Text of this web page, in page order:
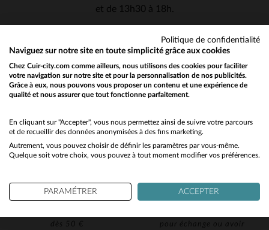
dès 50 €
pour échange ou avoir
et de 13h30 à 18h.
Would you like to be redirected to our English site?
No
Yes
Politique de confidentialité
Naviguez sur notre site en toute simplicité grâce aux cookies
Chez Cuir-city.com comme ailleurs, nous utilisons des cookies pour faciliter
votre navigation sur notre site et pour la personnalisation de nos publicités.
Grâce à eux, nous pouvons vous proposer un contenu et une expérience de
qualité et nous assurer que tout fonctionne parfaitement.
En cliquant sur "Accepter", vous nous permettez ainsi de suivre votre parcours
et de recueillir des données anonymisées à des fins marketing.
Autrement, vous pouvez choisir de définir les paramètres par vous-même.
Quelque soit votre choix, vous pouvez à tout moment modifier vos préférences.
PARAMÉTRER ACCEPTER